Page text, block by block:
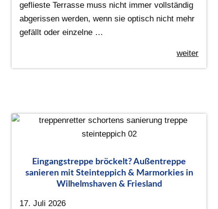
geflieste Terrasse muss nicht immer vollständig
abgerissen werden, wenn sie optisch nicht mehr
gefällt oder einzelne …
weiter
Eingangstreppe bröckelt? Außentreppe
sanieren mit Steinteppich & Marmorkies in
Wilhelmshaven & Friesland
17. Juli 2026